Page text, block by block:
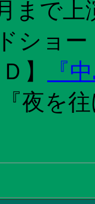
まで
ショー
】
『
夜を